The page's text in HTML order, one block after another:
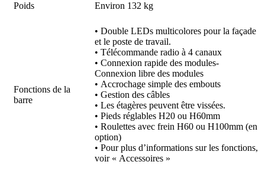
Poids Environ 132 kg
Fonctions de la
barre
• Double LEDs multicolores pour la façade
et le poste de travail.
• Télécommande radio à 4 canaux
• Connexion rapide des modules-
Connexion libre des modules
• Accrochage simple des embouts
• Gestion des câbles
• Les étagères peuvent être vissées.
• Pieds réglables H20 ou H60mm
• Roulettes avec frein H60 ou H100mm (en
option)
• Pour plus d’informations sur les fonctions,
voir « Accessoires »